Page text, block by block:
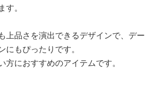
。
上品さを演出できるデザインで、デー
にもぴったりです。
方におすすめのアイテムです。